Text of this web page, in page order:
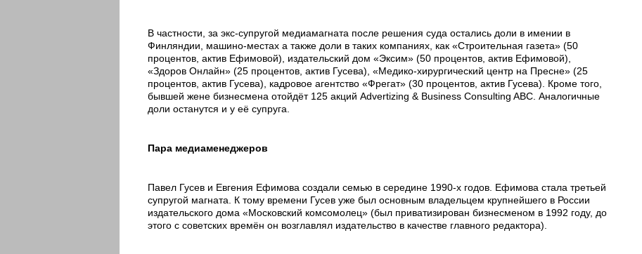
В частности, за экс-супругой медиамагната после решения суда остались доли в имении в
Финляндии, машино-местах а также доли в таких компаниях, как «Строительная газета» (50
процентов, актив Ефимовой), издательский дом «Эксим» (50 процентов, актив Ефимовой),
«Здоров Онлайн» (25 процентов, актив Гусева), «Медико-хирургический центр на Пресне» (25
процентов, актив Гусева), кадровое агентство «Фрегат» (30 процентов, актив Гусева). Кроме того,
бывшей жене бизнесмена отойдёт 125 акций Advertizing & Business Consulting ABC. Аналогичные
доли останутся и у её супруга.
Пара медиаменеджеров
Павел Гусев и Евгения Ефимова создали семью в середине 1990-х годов. Ефимова стала третьей
супругой магната. К тому времени Гусев уже был основным владельцем крупнейшего в России
издательского дома «Московский комсомолец» (был приватизирован бизнесменом в 1992 году, до
этого с советских времён он возглавлял издательство в качестве главного редактора).